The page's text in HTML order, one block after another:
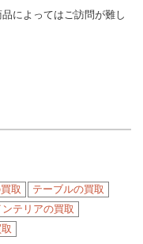
によってはご訪問が難し
取
テーブルの買取
テリアの買取